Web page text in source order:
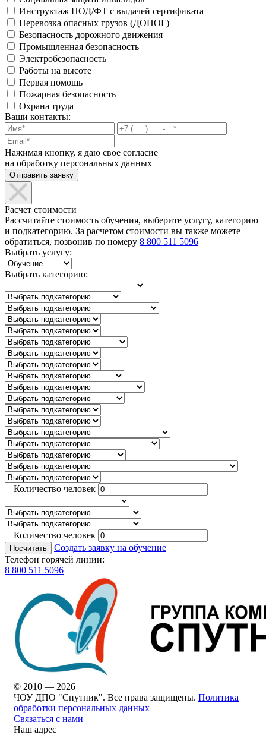
Инструктаж ПОД/ФТ с выдачей сертификата
Перевозка опасных грузов (ДОПОГ)
Безопасность дорожного движения
Промышленная безопасность
Электробезопасность
Работы на высоте
Первая помощь
Пожарная безопасность
Охрана труда
Ваши контакты:
Нажимая кнопку, я даю свое согласие
на обработку персональных данных
Расчет стоимости
Рассчитайте стоимость обучения, выберите услугу, категорию
и подкатегорию. За расчетом стоимости вы также можете
обратиться, позвонив по номеру 8 800 511 5096
Выбрать услугу:
Выбрать категорию:
Количество человек
Количество человек
Посчитать
Создать заявку на обучение
Телефон горячей линии:
8 800 511 5096
© 2010 — 2026
ЧОУ ДПО "Спутник". Все права защищены. Политика
обработки персональных данных
Связаться с нами
Наш адрес